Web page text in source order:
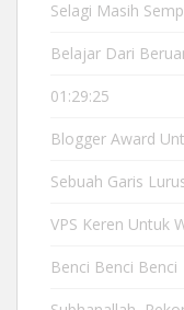
Selagi Masih
Belajar Dari
01:29:25
Blogger Award
Sebuah Garis
VPS Keren Untuk
Benci Benci Benci